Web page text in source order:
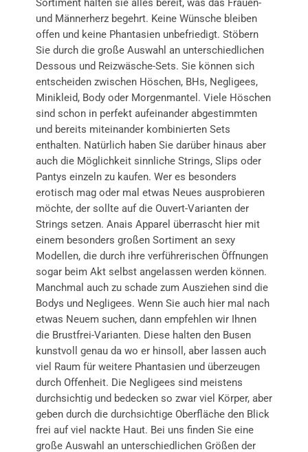
Sortiment halten sie alles bereit, was das Frauen-
und Männerherz begehrt. Keine Wünsche bleiben
offen und keine Phantasien unbefriedigt. Stöbern
Sie durch die große Auswahl an unterschiedlichen
Dessous und Reizwäsche-Sets. Sie können sich
entscheiden zwischen Höschen, BHs, Negligees,
Minikleid, Body oder Morgenmantel. Viele Höschen
sind schon in perfekt aufeinander abgestimmten
und bereits miteinander kombinierten Sets
enthalten. Natürlich haben Sie darüber hinaus aber
auch die Möglichkeit sinnliche Strings, Slips oder
Pantys einzeln zu kaufen. Wer es besonders
erotisch mag oder mal etwas Neues ausprobieren
möchte, der sollte auf die Ouvert-Varianten der
Strings setzen. Anais Apparel überrascht hier mit
einem besonders großen Sortiment an sexy
Modellen, die durch ihre verführerischen Öffnungen
sogar beim Akt selbst angelassen werden können.
Manchmal auch zu schade zum Ausziehen sind die
Bodys und Negligees. Wenn Sie auch hier mal nach
etwas Neuem suchen, dann empfehlen wir Ihnen
die Brustfrei-Varianten. Diese halten den Busen
kunstvoll genau da wo er hinsoll, aber lassen auch
viel Raum für weitere Phantasien und überzeugen
durch Offenheit. Die Negligees sind meistens
durchsichtig und bedecken so zwar viel Körper, aber
geben durch die durchsichtige Oberfläche den Blick
frei auf viel nackte Haut. Bei uns finden Sie eine
große Auswahl an unterschiedlichen Größen der